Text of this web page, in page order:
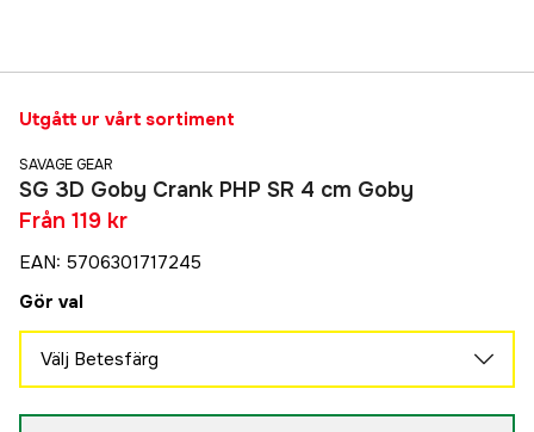
Utgått ur vårt sortiment
SAVAGE GEAR
SG 3D Goby Crank PHP SR 4 cm Goby
Från 119 kr
EAN: 5706301717245
Gör val
Välj Betesfärg
Slutsåld